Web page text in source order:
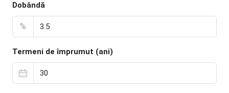
Dobândă
%
Termeni de împrumut (ani)